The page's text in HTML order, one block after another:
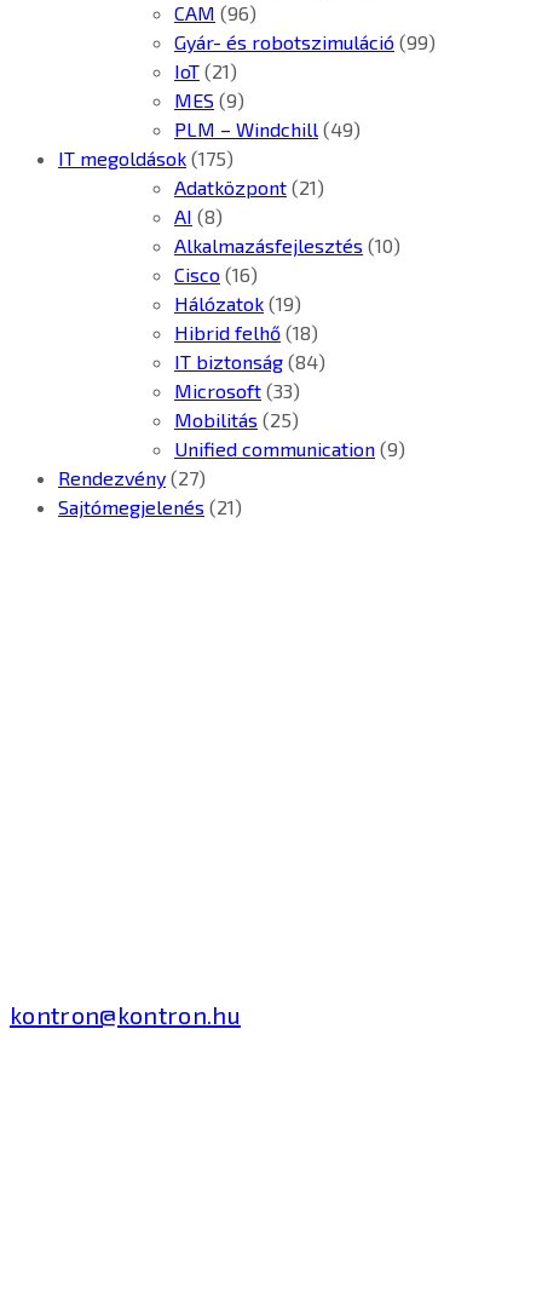
CAM (96)
Gyár- és robotszimuláció (99)
IoT (21)
MES (9)
PLM – Windchill (49)
IT megoldások (175)
Adatközpont (21)
AI (8)
Alkalmazásfejlesztés (10)
Cisco (16)
Hálózatok (19)
Hibrid felhő (18)
IT biztonság (84)
Microsoft (33)
Mobilitás (25)
Unified communication (9)
Rendezvény (27)
Sajtómegjelenés (21)
kontron@kontron.hu